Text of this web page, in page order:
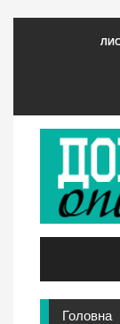
Головна